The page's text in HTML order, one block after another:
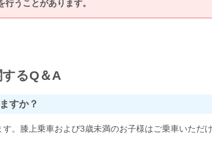
うことがあります。
るQ＆A
すか？
。膝上乗車および3歳未満のお子様はご乗車いただ